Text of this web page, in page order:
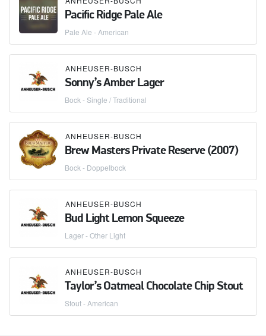
Pacific Ridge Pale Ale
Pale Ale - American
ANHEUSER-BUSCH
Sonny’s Amber Lager
Bock - Single / Traditional
ANHEUSER-BUSCH
Brew Masters Private Reserve (2007)
Bock - Doppelbock
ANHEUSER-BUSCH
Bud Light Lemon Squeeze
Lager - Other Light
ANHEUSER-BUSCH
Taylor’s Oatmeal Chocolate Chip Stout
Stout - American